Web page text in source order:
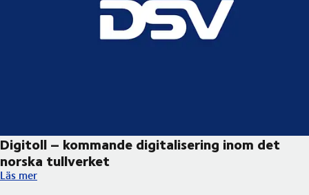
Digitoll – kommande digitalisering inom det
norska tullverket ​
Digitoll – kommande digitalisering inom det norska tullverket ​
Läs mer